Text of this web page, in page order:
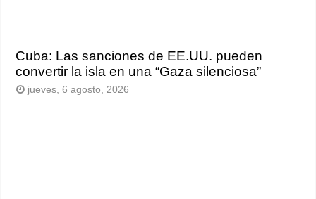
Cuba: Las sanciones de EE.UU. pueden
convertir la isla en una “Gaza silenciosa”
jueves, 6 agosto, 2026